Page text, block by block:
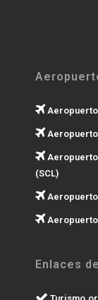
(SCL)
Enlaces